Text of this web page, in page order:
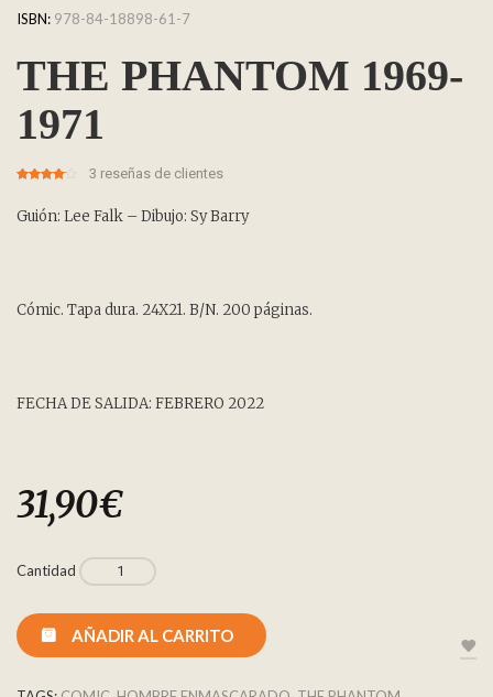
ISBN: 978-84-18898-61-7
THE PHANTOM 1969-
1971
on
customer
3 reseñas de clientes
Guión: Lee Falk – Dibujo: Sy Barry
Cómic. Tapa dura. 24X21. B/N. 200 páginas.
FECHA DE SALIDA: FEBRERO 2022
31,90€
Cantidad
AÑADIR AL CARRITO